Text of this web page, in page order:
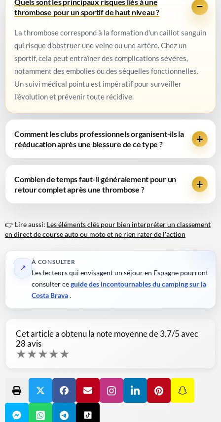
thrombose pour un sportif de haut niveau ?
La thrombose correspond à la formation d'un caillot sanguin
qui risque d'obstruer une veine ou une artère. Chez un
sportif, cela peut entraîner des complications sévères,
notamment des embolies ou des séquelles fonctionnelles.
Un suivi médical pointu est impératif pour surveiller
l'évolution et prévenir toute récidive.
Comment les clubs professionnels organisent-ils la
rééducation après une blessure de ce type ?
Combien de temps faut-il généralement pour un
retour complet après une thrombose ?
👉 Lire aussi: Les éléments clés pour bien interpréter un classement
en direct de course auto ou moto et ne rien rater de l'action
↗
À CONSULTER
Les lecteurs qui envisagent un séjour en Espagne pourront
consulter ceguide des incontournables du camping sur la
Costa Brava.
Cet article a obtenu la note moyenne de3.7/5 avec
28avis
★★★★★